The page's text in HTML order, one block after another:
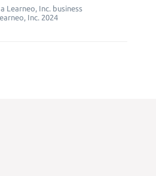
Learneo, Inc. business
Inc. 2024